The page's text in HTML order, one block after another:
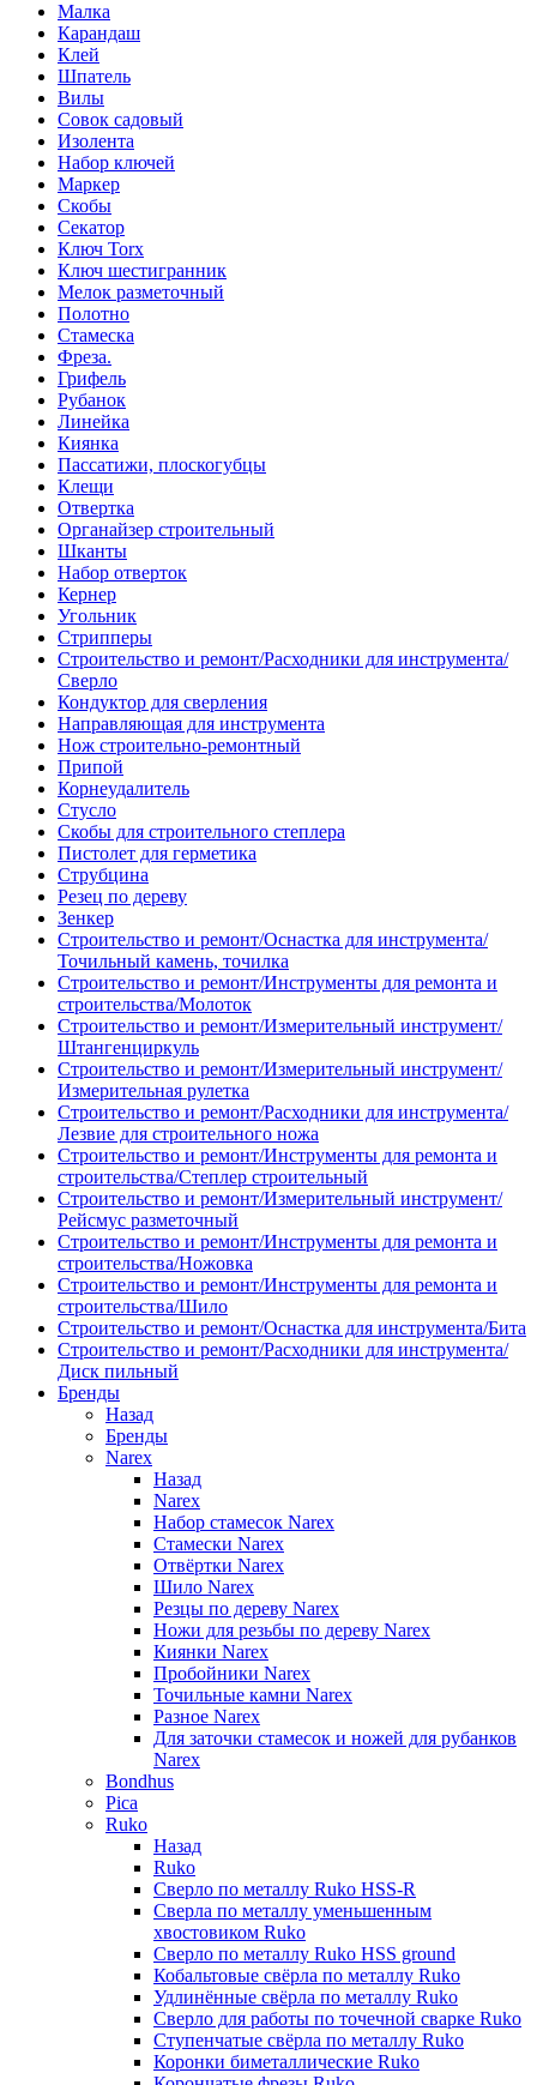
Малка
Карандаш
Клей
Шпатель
Вилы
Совок садовый
Изолента
Набор ключей
Маркер
Скобы
Секатор
Ключ Torx
Ключ шестигранник
Мелок разметочный
Полотно
Стамеска
Фреза.
Грифель
Рубанок
Линейка
Киянка
Пассатижи, плоскогубцы
Клещи
Отвертка
Органайзер строительный
Шканты
Набор отверток
Кернер
Угольник
Стрипперы
Строительство и ремонт/Расходники для инструмента/
Сверло
Кондуктор для сверления
Направляющая для инструмента
Нож строительно-ремонтный
Припой
Корнеудалитель
Стусло
Скобы для строительного степлера
Пистолет для герметика
Струбцина
Резец по дереву
Зенкер
Строительство и ремонт/Оснастка для инструмента/
Точильный камень, точилка
Строительство и ремонт/Инструменты для ремонта и
строительства/Молоток
Строительство и ремонт/Измерительный инструмент/
Штангенциркуль
Строительство и ремонт/Измерительный инструмент/
Измерительная рулетка
Строительство и ремонт/Расходники для инструмента/
Лезвие для строительного ножа
Строительство и ремонт/Инструменты для ремонта и
строительства/Степлер строительный
Строительство и ремонт/Измерительный инструмент/
Рейсмус разметочный
Строительство и ремонт/Инструменты для ремонта и
строительства/Ножовка
Строительство и ремонт/Инструменты для ремонта и
строительства/Шило
Строительство и ремонт/Оснастка для инструмента/Бита
Строительство и ремонт/Расходники для инструмента/
Диск пильный
Бренды
Назад
Бренды
Narex
Назад
Narex
Набор стамесок Narex
Стамески Narex
Отвёртки Narex
Шило Narex
Резцы по дереву Narex
Ножи для резьбы по дереву Narex
Киянки Narex
Пробойники Narex
Точильные камни Narex
Разное Narex
Для заточки стамесок и ножей для рубанков
Narex
Bondhus
Pica
Ruko
Назад
Ruko
Сверло по металлу Ruko HSS-R
Сверла по металлу уменьшенным
хвостовиком Ruko
Сверло по металлу Ruko HSS ground
Кобальтовые свёрла по металлу Ruko
Удлинённые свёрла по металлу Ruko
Сверло для работы по точечной сварке Ruko
Ступенчатые свёрла по металлу Ruko
Коронки биметаллические Ruko